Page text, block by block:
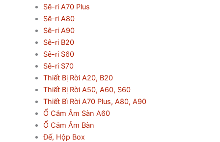
Sê-ri A70 Plus
Sê-ri A80
Sê-ri A90
Sê-ri B20
Sê-ri S60
Sê-ri S70
Thiết Bị Rời A20, B20
Thiết Bị Rời A50, A60, S60
Thiết Bì Rời A70 Plus, A80, A90
Ổ Cắm Âm Sàn A60
Ổ Cắm Âm Bàn
Đế, Hộp Box